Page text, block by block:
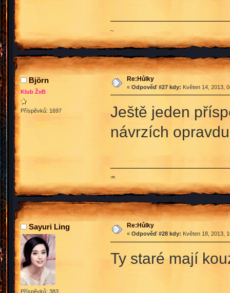
~
Björn
Klub ŽvB
Příspěvků: 1697
Re:Hůlky
« Odpověď #27 kdy: Květen 14, 2013,
Ještě jeden
návrzích
♒
Sayuri Ling
Příspěvků: 383
Re:Hůlky
« Odpověď #28 kdy: Květen 18, 2013,
Ty staré mají